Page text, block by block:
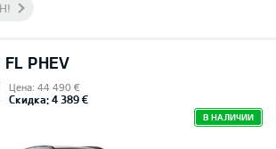
FL PHEV
Цена: 44 490 €
Скидка: 4 389 €
В НАЛИЧИИ